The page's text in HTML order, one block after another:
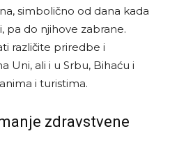
simbolično od dana kada
pa do njihove zabrane.
različite priredbe i
Uni, ali i u Srbu, Bihaću i
i turistima.
zdravstvene